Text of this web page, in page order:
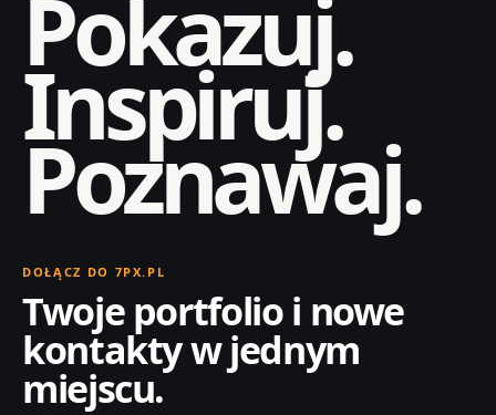
Pokazuj.
Inspiruj.
Poznawaj.
DOŁĄCZ DO 7PX.PL
Twoje portfolio i nowe
kontakty w jednym
miejscu.